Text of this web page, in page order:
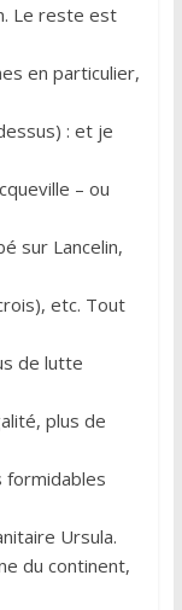
Le reste est
en particulier,
: et je
– ou
sur Lancelin,
etc. Tout
de lutte
plus de
formidables
Ursula.
du continent,